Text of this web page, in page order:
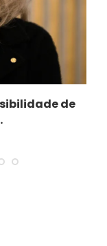
de